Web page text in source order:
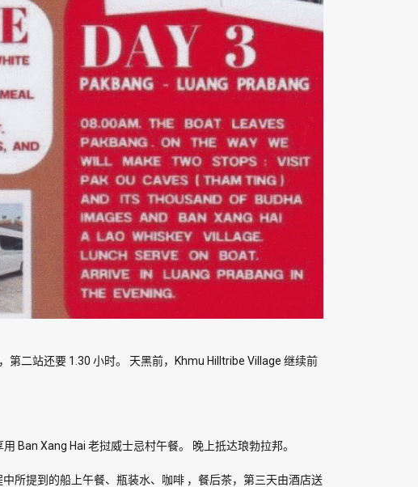
第二站还要 1.30 小时。 天黑前，Khmu Hilltribe Village 继续前
Ban Xang Hai 老挝威士忌村午餐。 晚上抵达琅勃拉邦。
所提到的船上午餐、瓶装水、咖啡 ，餐后茶，第三天由酒店送